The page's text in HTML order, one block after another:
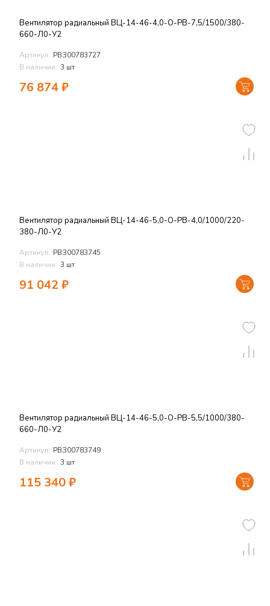
Вентилятор радиальный ВЦ-14-46-4,0-О-РВ-7,5/1500/380-
660-Л0-У2
Артикул: РВЗ00783727
В наличии: 3 шт
76 874₽
Вентилятор радиальный ВЦ-14-46-5,0-О-РВ-4,0/1000/220-
380-Л0-У2
Артикул: РВЗ00783745
В наличии: 3 шт
91 042₽
Вентилятор радиальный ВЦ-14-46-5,0-О-РВ-5,5/1000/380-
660-Л0-У2
Артикул: РВЗ00783749
В наличии: 3 шт
115 340₽